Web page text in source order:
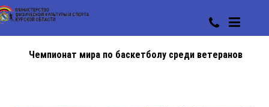
Чемпионат мира по баскетболу среди ветеранов